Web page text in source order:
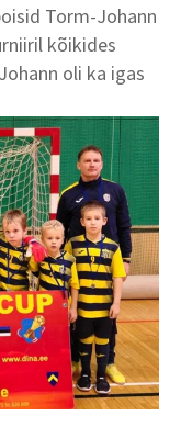
Torm-Johann
kõikides
oli ka igas